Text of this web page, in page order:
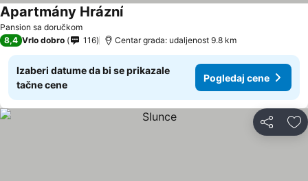
Pansion sa doručkom
Apartmány HrázníPogledaj cene
8,4 Vrlo dobro 116 Centar grada: udaljenost 9.8 km
Izaberi datume da bi se prikazale
tačne cene
Pogledaj cene
Deli